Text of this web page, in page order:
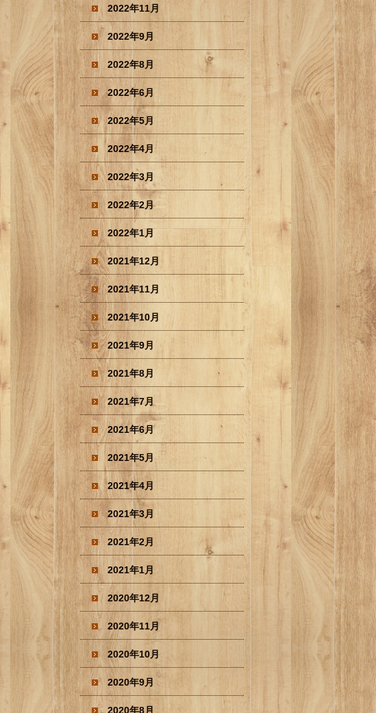
2022年11月
2022年9月
2022年8月
2022年6月
2022年5月
2022年4月
2022年3月
2022年2月
2022年1月
2021年12月
2021年11月
2021年10月
2021年9月
2021年8月
2021年7月
2021年6月
2021年5月
2021年4月
2021年3月
2021年2月
2021年1月
2020年12月
2020年11月
2020年10月
2020年9月
2020年8月